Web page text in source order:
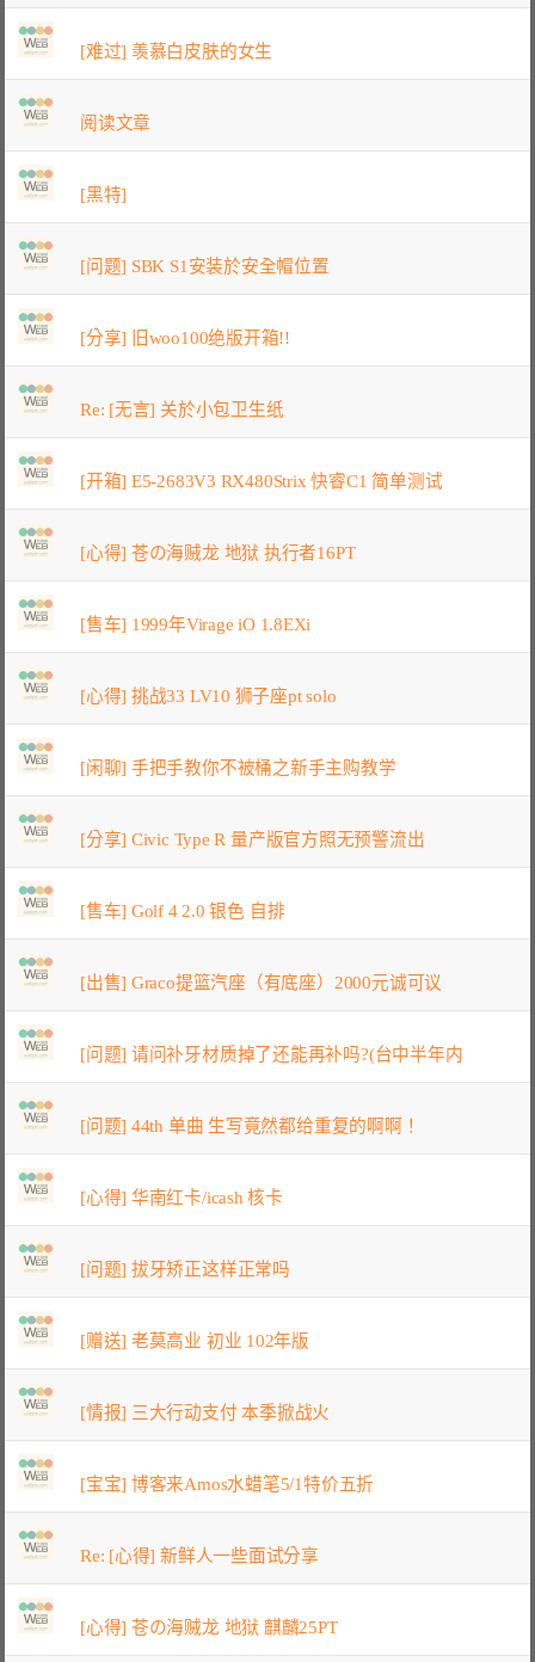
[难过] 羡慕白皮肤的女生
阅读文章
[黑特]
[问题] SBK S1安装於安全帽位置
[分享] 旧woo100绝版开箱!!
Re: [无言] 关於小包卫生纸
[开箱] E5-2683V3 RX480Strix 快睿C1 简单测试
[心得] 苍の海贼龙 地狱 执行者16PT
[售车] 1999年Virage iO 1.8EXi
[心得] 挑战33 LV10 狮子座pt solo
[闲聊] 手把手教你不被桶之新手主购教学
[分享] Civic Type R 量产版官方照无预警流出
[售车] Golf 4 2.0 银色 自排
[出售] Graco提篮汽座（有底座）2000元诚可议
[问题] 请问补牙材质掉了还能再补吗?(台中半年内
[问题] 44th 单曲 生写竟然都给重复的啊啊！
[心得] 华南红卡/icash 核卡
[问题] 拔牙矫正这样正常吗
[赠送] 老莫高业 初业 102年版
[情报] 三大行动支付 本季掀战火
[宝宝] 博客来Amos水蜡笔5/1特价五折
Re: [心得] 新鲜人一些面试分享
[心得] 苍の海贼龙 地狱 麒麟25PT